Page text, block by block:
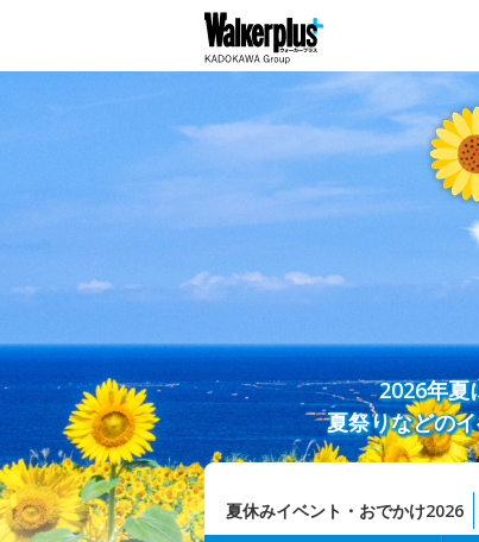
2026年夏
夏祭りなどの
夏休みイベント・おでかけ2026